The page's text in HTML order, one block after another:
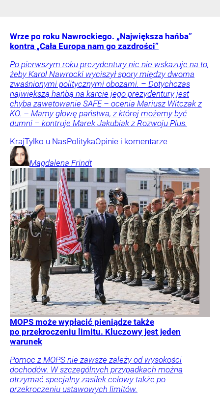
Wrze po roku Nawrockiego. „Największa hańba”
kontra „Cała Europa nam go zazdrości”
Po pierwszym roku prezydentury nic nie wskazuje na to,
żeby Karol Nawrocki wyciszył spory między dwoma
zwaśnionymi politycznymi obozami. – Dotychczas
największą hańbą na karcie jego prezydentury jest
chyba zawetowanie SAFE – ocenia Mariusz Witczak z
KO. – Mamy głowę państwa, z której możemy być
dumni – kontruje Marek Jakubiak z Rozwoju Plus.
KrajTylko u NasPolitykaOpinie i komentarze
Magdalena Frindt
MOPS może wypłacić pieniądze także
po przekroczeniu limitu. Kluczowy jest jeden
warunek
Pomoc z MOPS nie zawsze zależy od wysokości
dochodów. W szczególnych przypadkach można
otrzymać specjalny zasiłek celowy także po
przekroczeniu ustawowych limitów.